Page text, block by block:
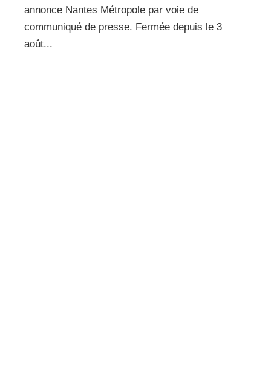
annonce Nantes Métropole par voie de
communiqué de presse. Fermée depuis le 3
août...